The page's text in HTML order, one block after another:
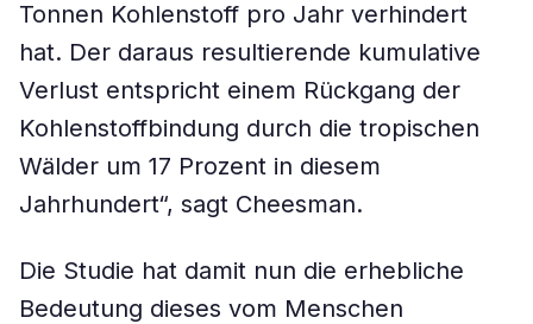
Tonnen Kohlenstoff pro Jahr verhindert
hat. Der daraus resultierende kumulative
Verlust entspricht einem Rückgang der
Kohlenstoffbindung durch die tropischen
Wälder um 17 Prozent in diesem
Jahrhundert“, sagt Cheesman.
Die Studie hat damit nun die erhebliche
Bedeutung dieses vom Menschen